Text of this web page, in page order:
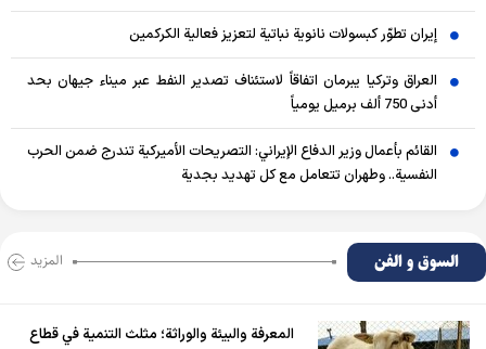
إيران تطوّر كبسولات نانوية نباتية لتعزيز فعالية الكركمين
العراق وتركيا يبرمان اتفاقاً لاستئناف تصدير النفط عبر ميناء جيهان بحد
أدنى 750 ألف برميل يومياً
القائم بأعمال وزير الدفاع الإيراني: التصريحات الأميركية تندرج ضمن الحرب
النفسية.. وطهران تتعامل مع كل تهديد بجدية
السوق و الفن المزید
المعرفة والبيئة والوراثة؛ مثلث التنمية في قطاع